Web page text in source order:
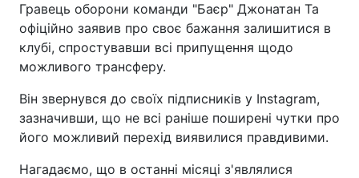
Гравець оборони команди "Баєр" Джонатан Та
офіційно заявив про своє бажання залишитися в
клубі, спростувавши всі припущення щодо
можливого трансферу.
Він звернувся до своїх підписників у Instagram,
зазначивши, що не всі раніше поширені чутки про
його можливий перехід виявилися правдивими.
Нагадаємо, що в останні місяці з'являлися